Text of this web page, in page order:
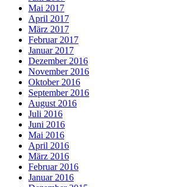
Mai 2017
April 2017
März 2017
Februar 2017
Januar 2017
Dezember 2016
November 2016
Oktober 2016
September 2016
August 2016
Juli 2016
Juni 2016
Mai 2016
April 2016
März 2016
Februar 2016
Januar 2016